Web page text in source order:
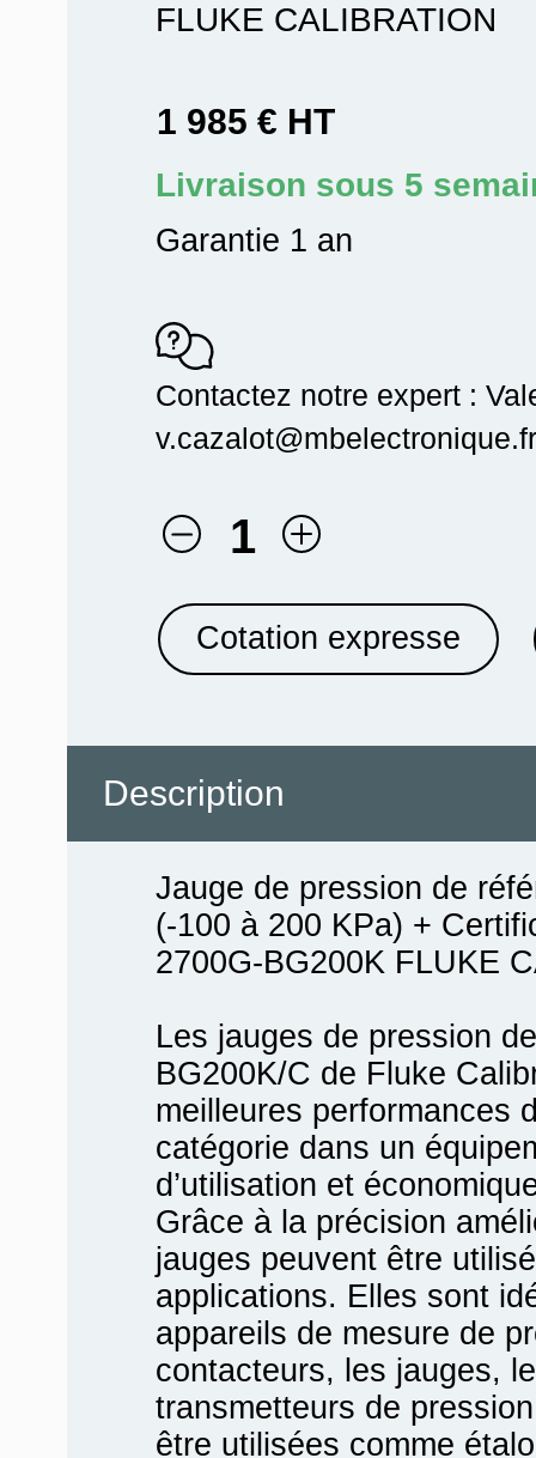
FLUKE CALIBRATION
1 985 € HT
Livraison sous 5
Garantie 1 an
Contactez notre expert :
1
Cotation expresse
Description
Jauge de pression de
(-100 à 200 KPa) +
2700G-BG200K FLUKE
Les jauges de pression
BG200K/C de Fluke
meilleures performances
catégorie dans un
d’utilisation et
Grâce à la précision
jauges peuvent être
applications. Elles sont
appareils de mesure de
contacteurs, les jauges,
transmetteurs de
être utilisées comme